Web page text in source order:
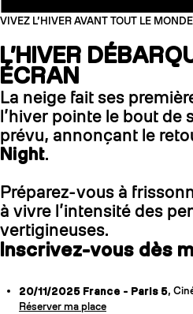
VIVEZ L’HIVER AVANT TOUT LE MONDE
L’HIVER
ÉCRAN
La neige fait ses
l’hiver pointe le bout de
prévu, annonçant le
Night.
Préparez-vous à
à vivre l’intensité des
vertigineuses.
Inscrivez-vous dès
20/11/2025 France - Paris 5,
Réserver ma place